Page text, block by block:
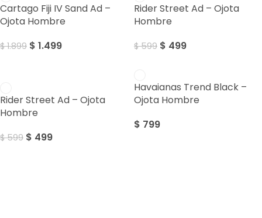
Cartago Fiji IV Sand Ad –
Ojota Hombre
$1.899 $ 1.499
Rider Street Ad – Ojota
Hombre
$599 $ 499
Rider Street Ad – Ojota
Hombre
$599 $ 499
Havaianas Trend Black –
Ojota Hombre
$ 799